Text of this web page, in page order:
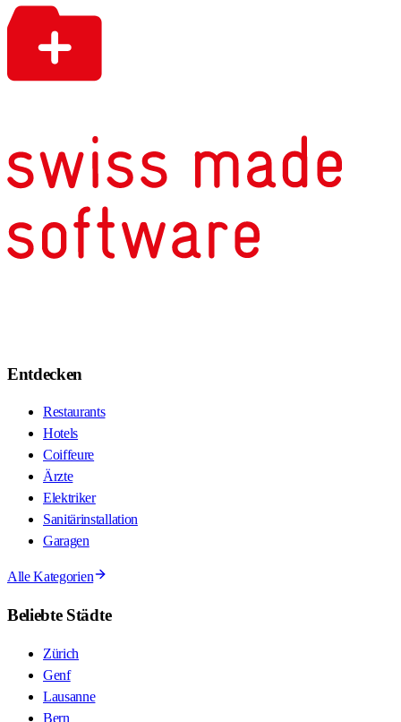
Entdecken
Restaurants
Hotels
Coiffeure
Ärzte
Elektriker
Sanitärinstallation
Garagen
Alle Kategorien
Beliebte Städte
Zürich
Genf
Lausanne
Bern